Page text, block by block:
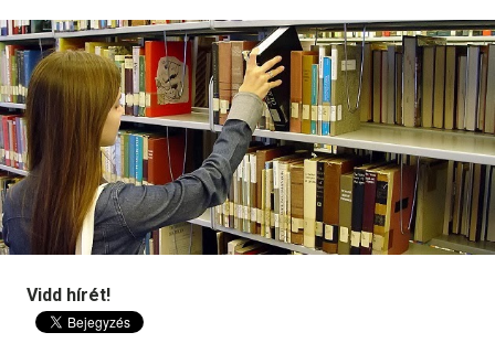
Vidd hírét!